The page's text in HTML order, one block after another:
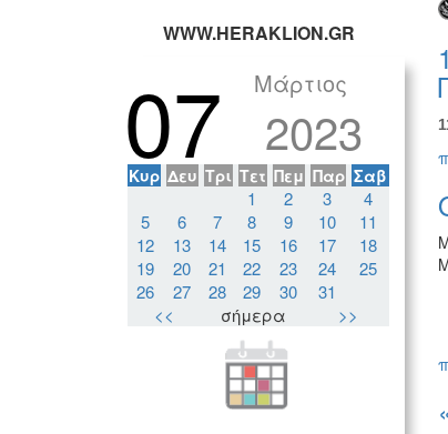
WWW.HERAKLION.GR
07 Μάρτιος
2023
Κυρ Δευ Τρι Τετ Πεμ Παρ Σαβ
1 2 3
4
5
6 7 8 9 10
11
12
13 14 15 16 17
18
19
20 21 22 23 24
25
26
27 28 29 30
31
<<
σήμερα >>